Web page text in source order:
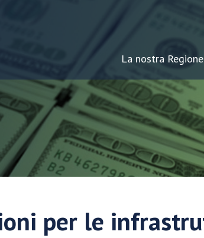
La nostra Regione
per le